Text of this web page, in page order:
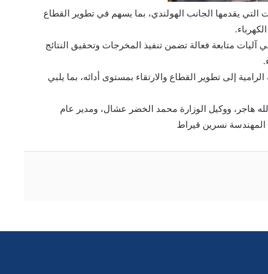
التي يقدمها الجانب الهولندي، بما يسهم في تطوير القطاع
متابعة فعالة تضمن تنفيذ المخرجات وتحقيق النتائج
إلى تطوير القطاع والارتقاء بمستوى أدائه، بما يلبي
هاجر، ووكيل الوزارة محمد الخضر عشال، ومدير عام
المهندسة نسرين قيراط